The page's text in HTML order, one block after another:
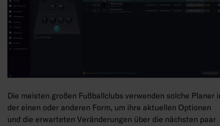
Die meisten großen Fußballclubs verwenden solche Planer
der einen oder anderen Form, um ihre aktuellen Optionen
und die erwarteten Veränderungen über die nächsten paar